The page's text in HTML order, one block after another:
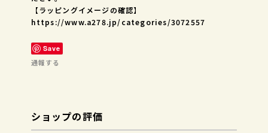
【ラッピングイメージの確認】
https://www.a278.jp/categories/3072557
Save
通報する
ショップの評価